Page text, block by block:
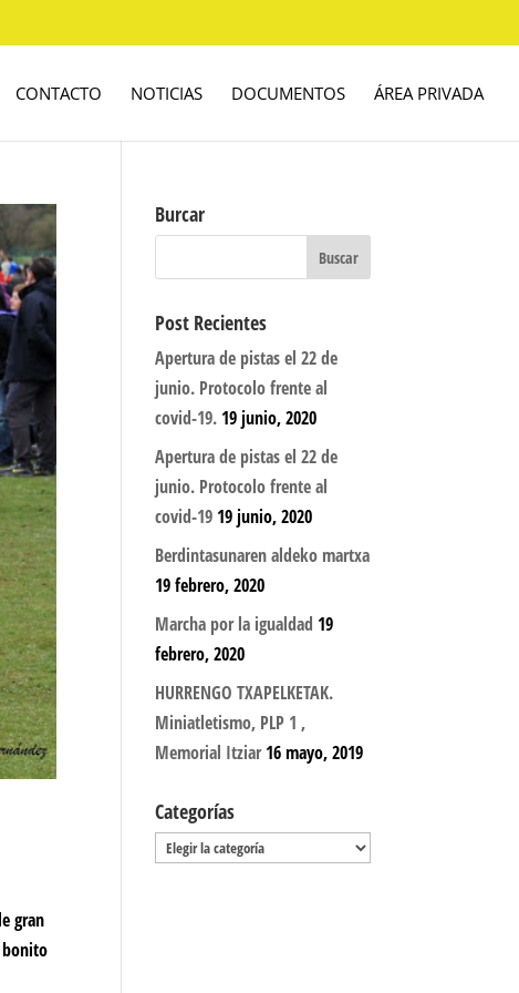
CONTACTO NOTICIAS DOCUMENTOS ÁREA PRIVADA
gran
Burcar
Post Recientes
Apertura de pistas el 22 de
junio. Protocolo frente al
covid-19. 19 junio, 2020
Apertura de pistas el 22 de
junio. Protocolo frente al
covid-19 19 junio, 2020
Berdintasunaren aldeko martxa
19 febrero, 2020
Marcha por la igualdad 19
febrero, 2020
HURRENGO TXAPELKETAK.
Miniatletismo, PLP 1 ,
Memorial Itziar 16 mayo, 2019
Categorías
Categorías